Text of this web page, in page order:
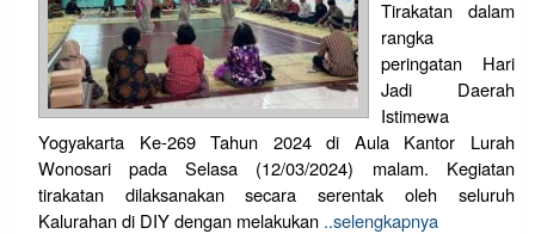
Tirakatan dalam
rangka
peringatan Hari
Jadi Daerah
Istimewa
Yogyakarta Ke-269 Tahun 2024 di Aula Kantor Lurah
Wonosari pada Selasa (12/03/2024) malam. Kegiatan
tirakatan dilaksanakan secara serentak oleh seluruh
Kalurahan di DIY dengan melakukan ..selengkapnya